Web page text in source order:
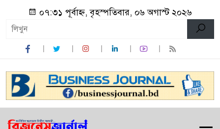
০৭:৩১ পূর্বাহ্ন, বৃহস্পতিবার, ০৬ অগাস্ট ২০২৬